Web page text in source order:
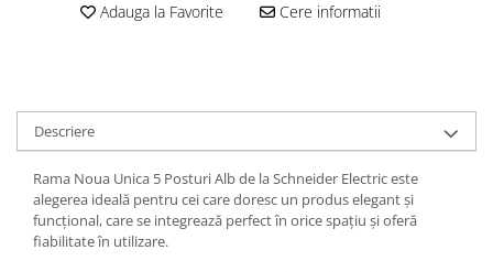
Adauga la Favorite Cere informatii
Descriere
Rama Noua Unica 5 Posturi Alb de la Schneider Electric este
alegerea ideală pentru cei care doresc un produs elegant și
funcțional, care se integrează perfect în orice spațiu și oferă
fiabilitate în utilizare.